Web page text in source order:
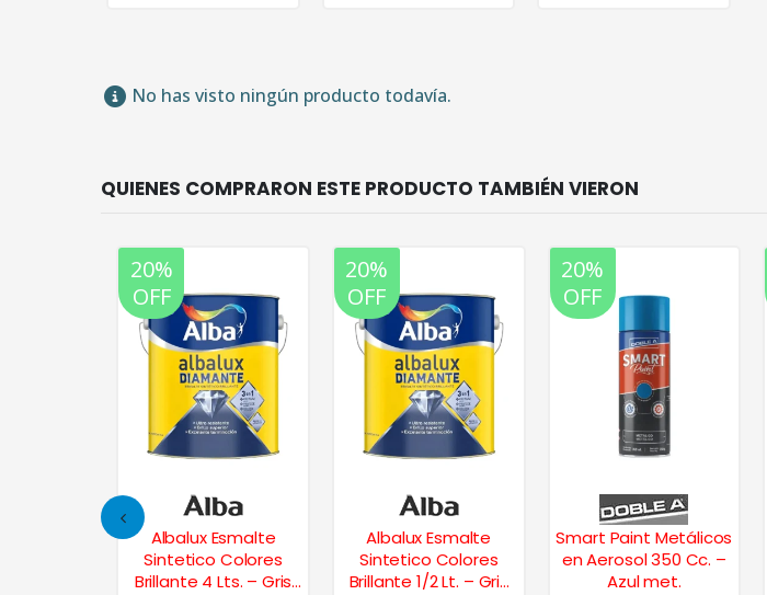
No has visto ningún producto todavía.
20%
OFF
Albalux Esmalte
Sintetico Colores
Brillante 4 Lts. – Gris
20%
OFF
Albalux Esmalte
Sintetico Colores
Brillante 1/2 Lt. – Gris
20%
OFF
Smart Paint Metálicos
en Aerosol 350 Cc. –
Azul met.